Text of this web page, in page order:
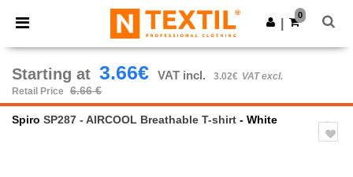
× Ntextil App
Better prices on app!
Get the app
0
Starting at 3.66€ VAT incl. 3.02€ VAT excl.
Retail Price
6.66 €
Spiro SP287 - AIRCOOL Breathable T-shirt - White